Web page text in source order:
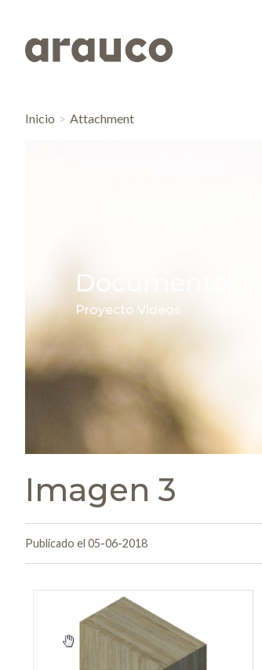
Inicio Attachment
Documentos
Proyecto Videos
Imagen 3
Publicado el 05-06-2018